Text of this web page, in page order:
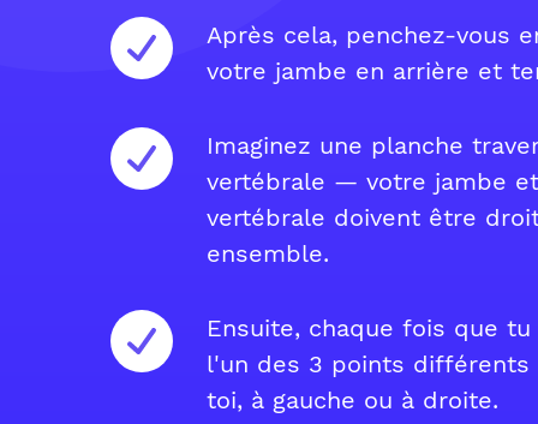
Après cela, penchez-vous
votre jambe en arrière et
Imaginez une planche
vertébrale — votre jambe
vertébrale doivent être
ensemble.
Ensuite, chaque fois que
l'un des 3 points
toi, à gauche ou à droite.